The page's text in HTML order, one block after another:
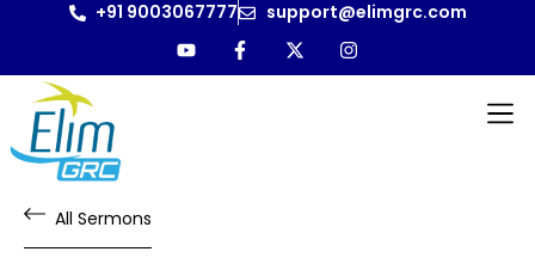
+91 9003067777 support@elimgrc.com
All Sermons